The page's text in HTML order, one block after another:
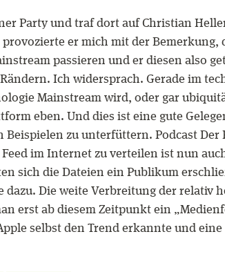
Party und traf dort auf Christian
er mich mit der
passieren und er diesen also
Ich widersprach. Gerade im
Mainstream wird, oder gar
eben. Und dies ist eine gute
zu unterfüttern. Podcast
im Internet zu verteilen ist nun
sich die Dateien ein Publikum
dazu. Die weite Verbreitung der relativ
erst ab diesem Zeitpunkt ein
selbst den Trend erkannte und